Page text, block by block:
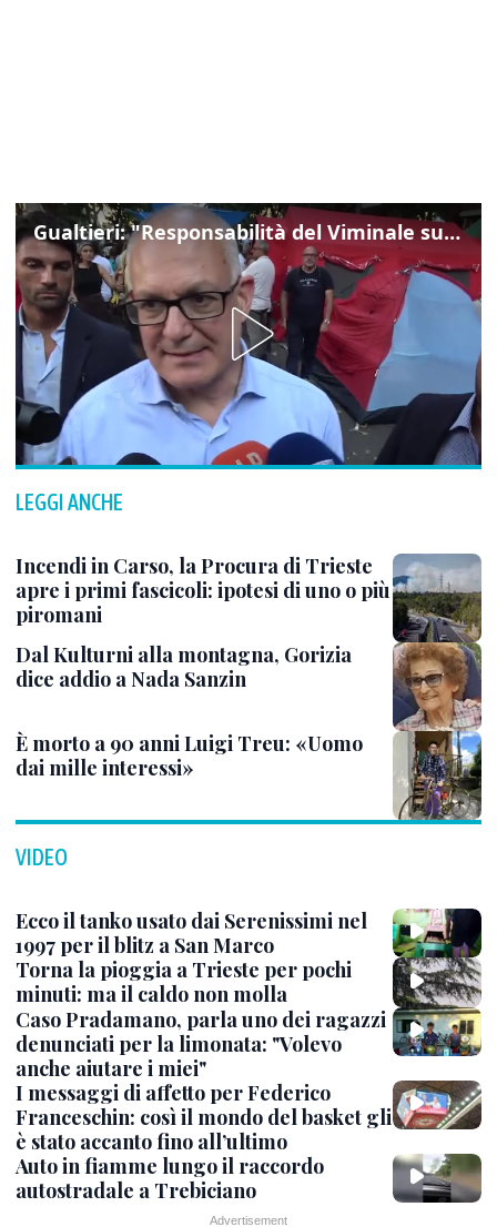
Gualtieri: "Responsabilità del Viminale su Spin Time? La posizione dei partiti è nota"
LEGGI ANCHE
Incendi in Carso, la Procura di Trieste
apre i primi fascicoli: ipotesi di uno o più
piromani
Dal Kulturni alla montagna, Gorizia
dice addio a Nada Sanzin
È morto a 90 anni Luigi Treu: «Uomo
dai mille interessi»
VIDEO
Ecco il tanko usato dai Serenissimi nel
1997 per il blitz a San Marco
Torna la pioggia a Trieste per pochi
minuti: ma il caldo non molla
Caso Pradamano, parla uno dei ragazzi
denunciati per la limonata: "Volevo
anche aiutare i miei"
I messaggi di affetto per Federico
Franceschin: così il mondo del basket gli
è stato accanto fino all’ultimo
Auto in fiamme lungo il raccordo
autostradale a Trebiciano